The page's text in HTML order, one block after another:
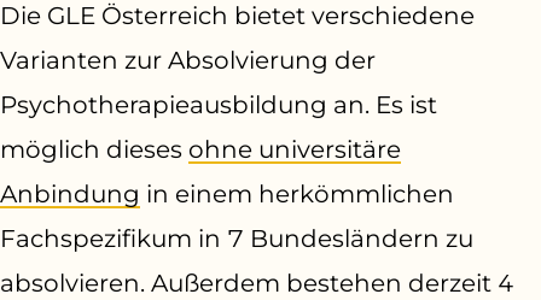
Die GLE Österreich bietet verschiedene
Varianten zur Absolvierung der
Psychotherapieausbildung an. Es ist
möglich dieses ohne universitäre
Anbindung in einem herkömmlichen
Fachspezifikum in 7 Bundesländern zu
absolvieren. Außerdem bestehen derzeit 4